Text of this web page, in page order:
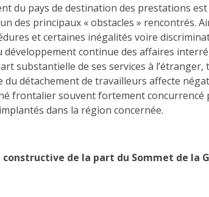
du pays de destination des prestations
des principaux « obstacles » rencontrés.
et certaines inégalités voire
continue des affaires
substantielle de ses services à l’étranger,
du détachement de travailleurs affecte
frontalier souvent fortement concurrencé
dans la région concernée.
de la part du Sommet de la